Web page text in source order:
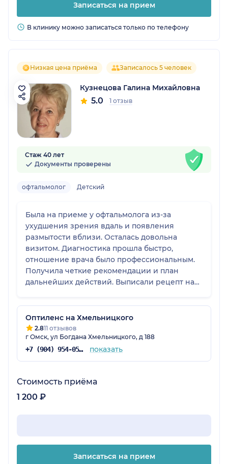
Записаться на прием
В клинику можно записаться только по телефону
Низкая цена приёма Записалось 5 человек
Кузнецова Галина Михайловна
5.0 1 отзыв
Стаж 40 лет
Документы проверены
офтальмолог Детский
Была на приеме у офтальмолога из-за
ухудшения зрения вдаль и появления
размытости вблизи. Осталась довольна
визитом. Диагностика прошла быстро,
отношение врача было профессиональным.
Получила четкие рекомендации и план
дальнейших действий. Выписали рецепт на
такие существуют. Хороший специалист.
Оптиленс на Хмельницкого
2.811 отзывов
г Омск, ул Богдана Хмельницкого, д 188
+7 (904) 954-05-69 показать
Стоимость приёма
1 200 ₽
Записаться на прием